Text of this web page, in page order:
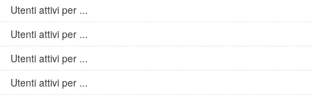
Utenti attivi per ...
Utenti attivi per ...
Utenti attivi per ...
Utenti attivi per ...